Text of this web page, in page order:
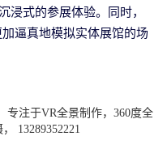
浸式的参展体验。同时，
逼真地模拟实体展馆的场
专注于VR全景制作，360度全
13289352221